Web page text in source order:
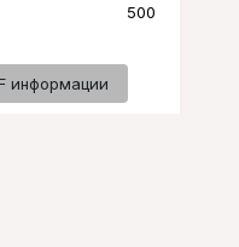
500
информации